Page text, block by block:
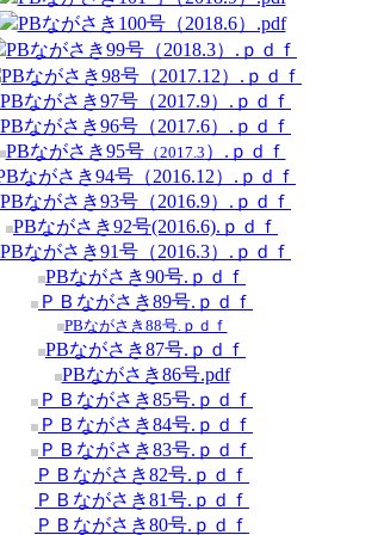
PBながさき100号（2018.6）.pdf
PBながさき99号（2018.3）.ｐｄｆ
PBながさき98号（2017.12）.ｐｄｆ
PBながさき97号（2017.9）.ｐｄｆ
PBながさき96号（2017.6）.ｐｄｆ
PBながさき95号（2017.3 ）.ｐｄｆ
ながさき94号（2016.12）.ｐｄｆ
PBながさき93号（2016.9）.ｐｄｆ
PBながさき92号(2016.6).ｐｄｆ
PBながさき91号（2016.3）.ｐｄｆ
PBながさき90号.ｐｄｆ
ＰＢながさき89号.ｐｄｆ
PBながさき88号.ｐｄｆ
PBながさき87号.ｐｄｆ
PBながさき86号.pdf
ＰＢながさき85号.ｐｄｆ
ＰＢながさき84号.ｐｄｆ
ＰＢながさき83号.ｐｄｆ
ＰＢながさき82号.ｐｄｆ
ＰＢながさき81号.ｐｄｆ
ＰＢながさき80号.ｐｄｆ